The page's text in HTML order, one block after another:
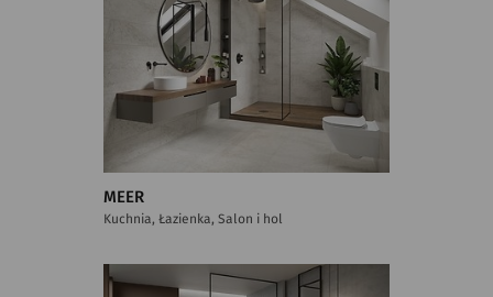
MEER
Kuchnia, Łazienka, Salon i hol